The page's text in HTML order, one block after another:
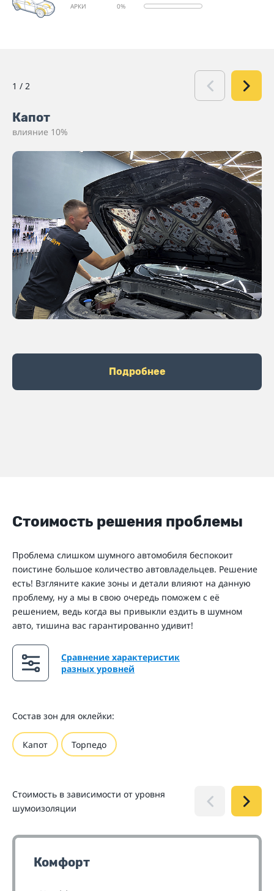
АРКИ 0%
1 / 2
Капот
влияние 10%
Подробнее
Стоимость решения проблемы
Проблема слишком шумного автомобиля беспокоит
поистине большое количество автовладельцев. Решение
есть! Взгляните какие зоны и детали влияют на данную
проблему, ну а мы в свою очередь поможем с её
решением, ведь когда вы привыкли ездить в шумном
авто, тишина вас гарантированно удивит!
Сравнение характеристик
разных уровней
Состав зон для оклейки:
Капот Торпедо
Стоимость в зависимости от уровня
шумоизоляции
Комфорт